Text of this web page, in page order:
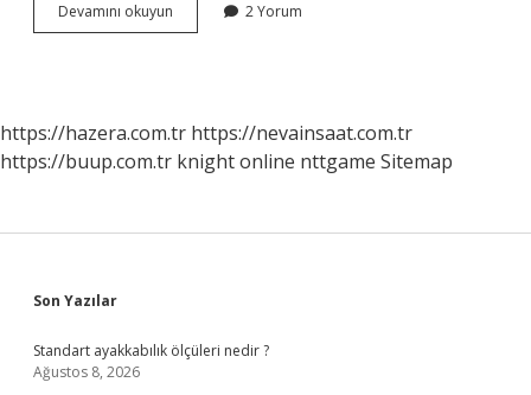
Devamını okuyun
Ne
2 Yorum
https://hazera.com.tr https://nevainsaat.com.tr
https://buup.com.tr knight online nttgame Sitemap
Sidebar
Son Yazılar
Standart ayakkabılık ölçüleri nedir ?
Ağustos 8, 2026